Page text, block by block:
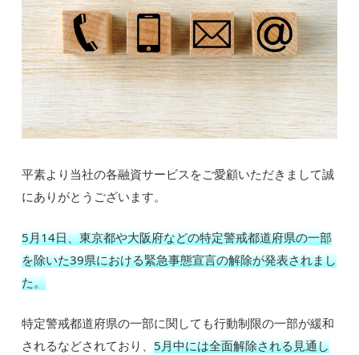
平素より当社の各融資サービスをご愛顧いただきまして誠
にありがとうございます。
5月14日、東京都や大阪府などの特定警戒都道府県の一部
を除いた39県における緊急事態宣言の解除が発表されまし
た。
特定警戒都道府県の一部に関しても行動制限の一部が緩和
されるなどされており、5月中には全面解除される見通し